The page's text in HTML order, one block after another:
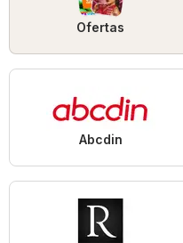
Ofertas
Abcdin